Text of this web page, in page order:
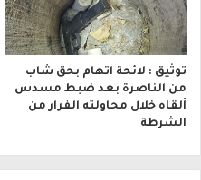
توثيق : لائحة اتهام بحق شاب
من الناصرة بعد ضبط مسدس
ألقاه خلال محاولته الفرار من
الشرطة